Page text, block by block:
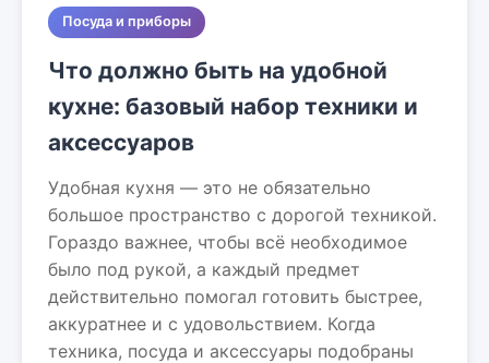
Посуда и приборы
Что должно быть на удобной
кухне: базовый набор техники и
аксессуаров
Удобная кухня — это не обязательно
большое пространство с дорогой техникой.
Гораздо важнее, чтобы всё необходимое
было под рукой, а каждый предмет
действительно помогал готовить быстрее,
аккуратнее и с удовольствием. Когда
техника, посуда и аксессуары подобраны